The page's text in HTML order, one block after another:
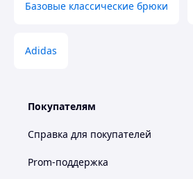
Базовые классические брюки
Adidas
Покупателям
Справка для покупателей
Prom-поддержка